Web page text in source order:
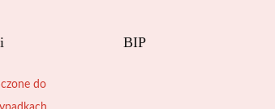
do
BIP